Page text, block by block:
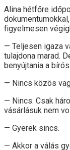
Alina hétfőre
figyelmesen
— Teljesen igaza
tulajdona marad.
benyújtania a
— Nincs közös
— Nincs. Csak
vásárlásuk nem
— Gyerek sincs.
— Akkor a válás